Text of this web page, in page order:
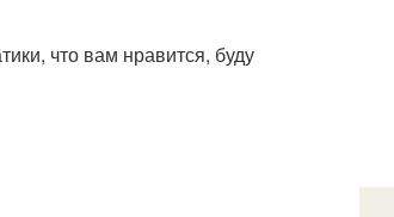
что вам нравится, буду